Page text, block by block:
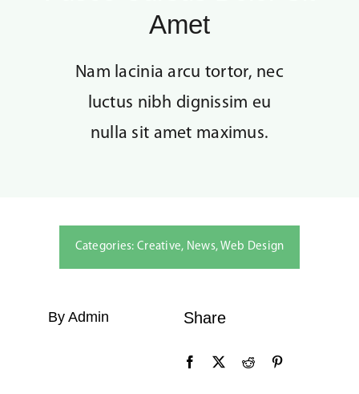
Pantone Matching System
Amet
Nam lacinia arcu tortor, nec
luctus nibh dignissim eu
nulla sit amet maximus.
Categories: Creative, News, Web Design
By Admin Share